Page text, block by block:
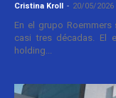
Cristina Kroll - 20/05/2026
En el grupo
casi tres décadas. El
holding...